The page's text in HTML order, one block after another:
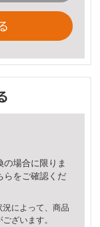
場合に限りま
ら をご確認くだ
によって、商品
ざいます。